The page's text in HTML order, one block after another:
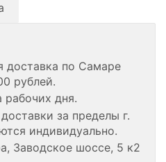
доставка по Самаре
рублей.
рабочих дня.
за пределы г.
индивидуально.
Заводское шоссе, 5 к2